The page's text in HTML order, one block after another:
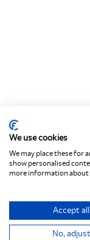
Der Bayerische
We use cookies
We may place these for
show personalised
more information about
Accept all
No, adjust